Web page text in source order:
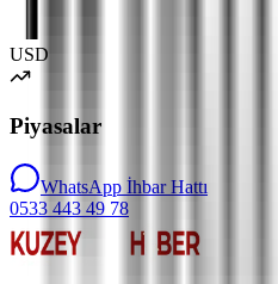
USD
Piyasalar
WhatsApp İhbar Hattı
0533 443 49 78